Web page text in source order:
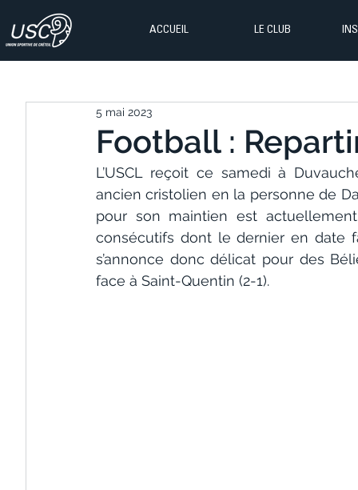
ACCUEIL LE CLUB
Football :
5 mai 2023
L’USCL reçoit ce samedi à
ancien cristolien en la personne de
pour son maintien est
consécutifs dont le dernier en date
s’annonce donc délicat pour des
face à Saint-Quentin (2-1).